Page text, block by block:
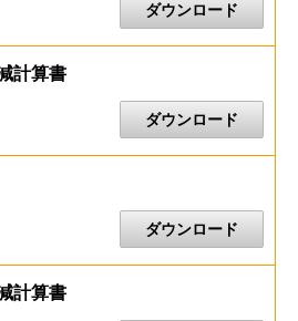
ダウンロード
計算書
ダウンロード
ダウンロード
計算書